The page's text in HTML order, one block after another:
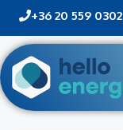
+36 20 559 0302